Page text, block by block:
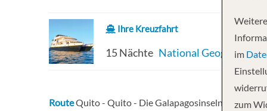
Ihre Kreuzfahrt
15 Nächte National Geographic
RouteQuito - Quito - Die Galapagosinseln
im
zum